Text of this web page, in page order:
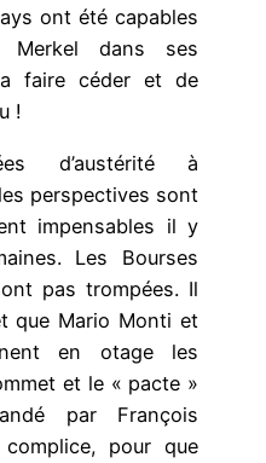
ont été capables
Merkel dans ses
faire céder et de
!
d’austérité à
perspectives sont
impensables il y
Les Bourses
pas trompées. Il
que Mario Monti et
en otage les
et le « pacte »
par François
pour que